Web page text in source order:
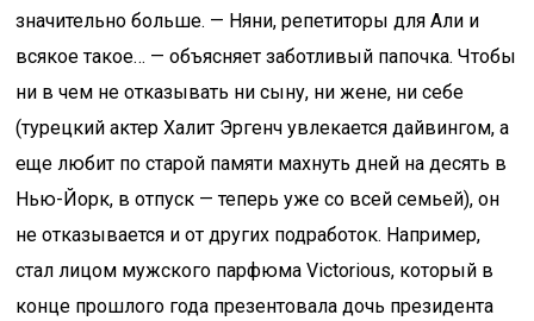
значительно больше. — Няни, репетиторы для Али и
всякое такое… — объясняет заботливый папочка. Чтобы
ни в чем не отказывать ни сыну, ни жене, ни себе
(турецкий актер Халит Эргенч увлекается дайвингом, а
еще любит по старой памяти махнуть дней на десять в
Нью-Йорк, в отпуск — теперь уже со всей семьей), он
не отказывается и от других подработок. Например,
стал лицом мужского парфюма Victorious, который в
конце прошлого года презентовала дочь президента